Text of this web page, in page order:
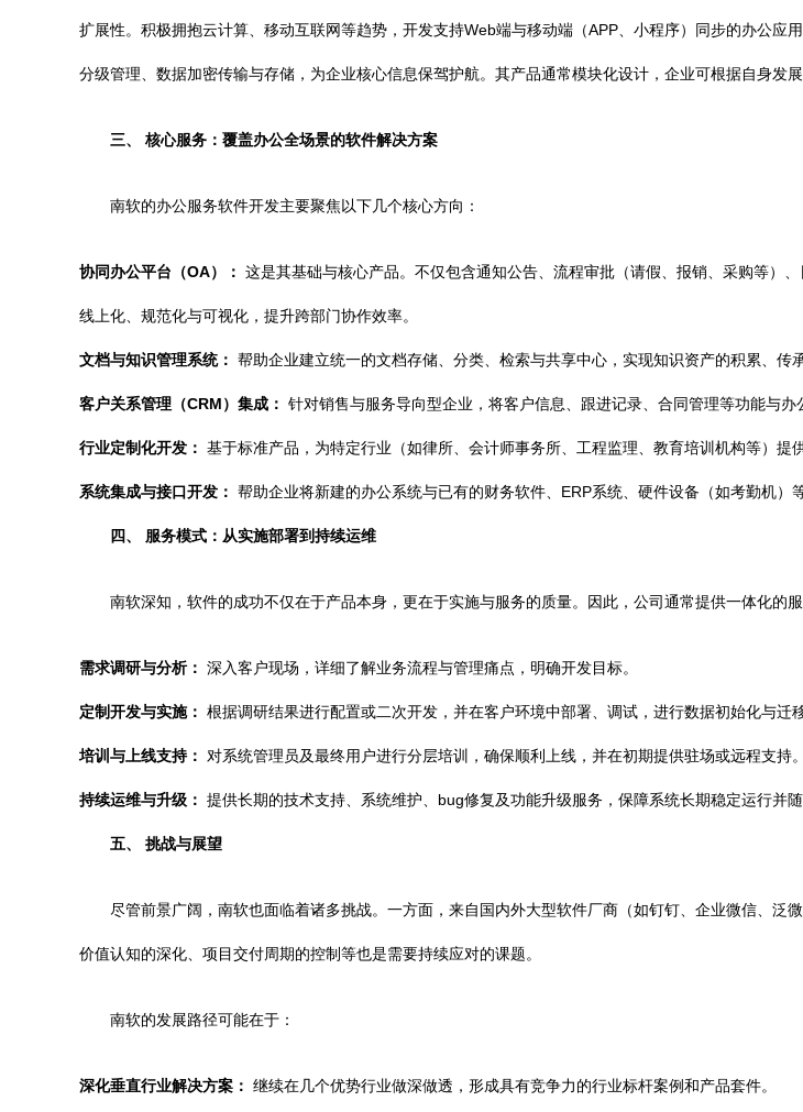
扩展性。积极拥抱云计算、移动互联网等趋势，开发支持Web端与移动端（APP、小程序）同步的办公
分级管理、数据加密传输与存储，为企业核心信息保驾护航。其产品通常模块化设计，企业可根据自身发
三、 核心服务：覆盖办公全场景的软件解决方案
南软的办公服务软件开发主要聚焦以下几个核心方向：
协同办公平台（OA）： 这是其基础与核心产品。不仅包含通知公告、流程审批（请假、报销、采购等）
线上化、规范化与可视化，提升跨部门协作效率。
文档与知识管理系统： 帮助企业建立统一的文档存储、分类、检索与共享中心，实现知识资产的积累、传
客户关系管理（CRM）集成： 针对销售与服务导向型企业，将客户信息、跟进记录、合同管理等功能与办
行业定制化开发： 基于标准产品，为特定行业（如律所、会计师事务所、工程监理、教育培训机构等）提
系统集成与接口开发： 帮助企业将新建的办公系统与已有的财务软件、ERP系统、硬件设备（如考勤机）
四、 服务模式：从实施部署到持续运维
南软深知，软件的成功不仅在于产品本身，更在于实施与服务的质量。因此，公司通常提供一体化的服
需求调研与分析： 深入客户现场，详细了解业务流程与管理痛点，明确开发目标。
定制开发与实施： 根据调研结果进行配置或二次开发，并在客户环境中部署、调试，进行数据初始化与迁移
培训与上线支持： 对系统管理员及最终用户进行分层培训，确保顺利上线，并在初期提供驻场或远程支持。
持续运维与升级： 提供长期的技术支持、系统维护、bug修复及功能升级服务，保障系统长期稳定运行并随
五、 挑战与展望
尽管前景广阔，南软也面临着诸多挑战。一方面，来自国内外大型软件厂商（如钉钉、企业微信、
价值认知的深化、项目交付周期的控制等也是需要持续应对的课题。
南软的发展路径可能在于：
深化垂直行业解决方案： 继续在几个优势行业做深做透，形成具有竞争力的行业标杆案例和产品套件。